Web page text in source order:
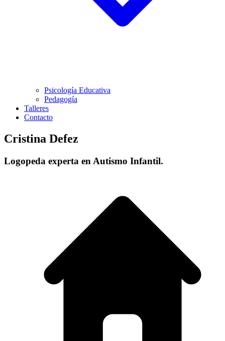
Psicología Educativa
Pedagogía
Talleres
Contacto
Cristina Defez
Logopeda experta en Autismo Infantil.